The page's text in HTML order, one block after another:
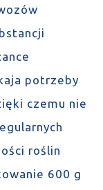
potrzeby
czemu nie
roślin
600 g